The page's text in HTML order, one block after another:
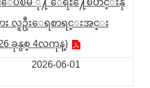
ပၿမိ ု႔ ေရႊ႔ေၿပာင္းနို
ား လူဦးေရစာရင္းအင္း
ခုနွစ္ 4လကုန္)
2026-06-01